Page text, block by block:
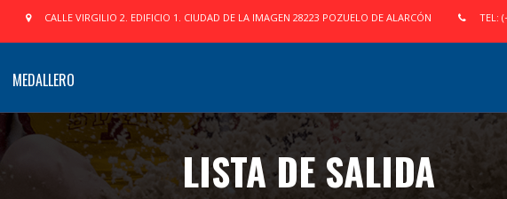
CALLE VIRGILIO 2. EDIFICIO 1. CIUDAD DE LA IMAGEN 28223 POZUELO DE ALARCÓN TEL:
MEDALLERO
LISTA DE SALIDA